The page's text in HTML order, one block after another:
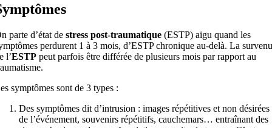
parte d’état destress post-traumatique(ESTP) aigu quand les
perdurent 1 à 3 mois, d’ESTP chronique au-delà. La
l’ESTPpeut parfois être différée de plusieurs mois par rapport au
symptômes sont de 3 types :
Des symptômes dit d’intrusion : images répétitives et non désirées
de l’événement, souvenirs répétitifs, cauchemars… entraînant des